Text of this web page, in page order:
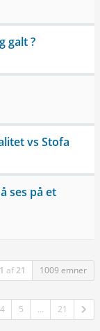
galt ?
vs Stofa
ses på et
1 af21 1009 emner
4 5 … 21